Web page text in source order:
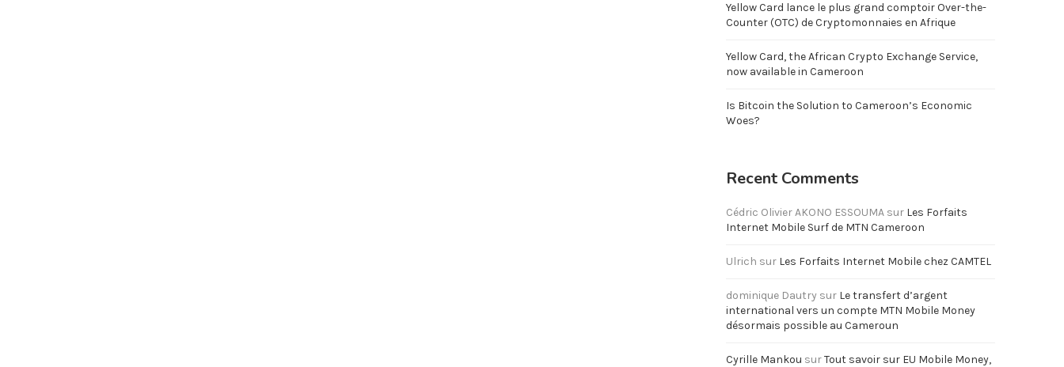
Yellow Card lance le plus grand comptoir Over-the-
Counter (OTC) de Cryptomonnaies en Afrique
Yellow Card, the African Crypto Exchange Service,
now available in Cameroon
Is Bitcoin the Solution to Cameroon’s Economic
Woes?
Recent Comments
Cédric Olivier AKONO ESSOUMA sur Les Forfaits
Internet Mobile Surf de MTN Cameroon
Ulrich sur Les Forfaits Internet Mobile chez CAMTEL
dominique Dautry sur Le transfert d’argent
international vers un compte MTN Mobile Money
désormais possible au Cameroun
Cyrille Mankou surTout savoir sur EU Mobile Money,